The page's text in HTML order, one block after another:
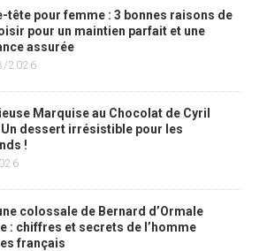
tête pour femme : 3 bonnes raisons de
pour un maintien parfait et une
assurée
2026
Marquise au Chocolat de Cyril
Un dessert irrésistible pour les
!
colossale de Bernard d’Ormale
: chiffres et secrets de l’homme
français